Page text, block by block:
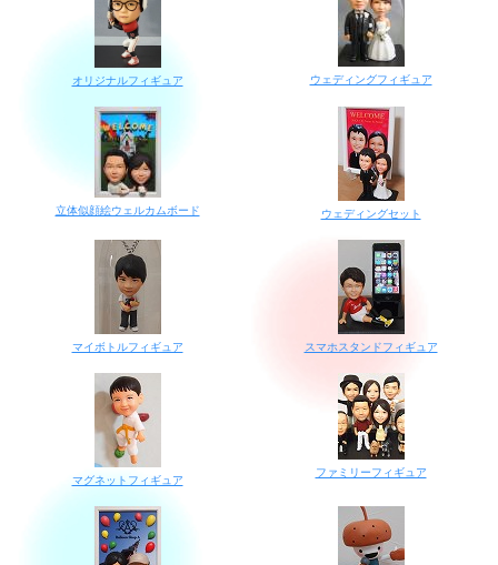
オリジナルフィギュア ウェディングフィギュア
立体似顔絵ウェルカムボード ウェディングセット
マイボトルフィギュア スマホスタンドフィギュア
マグネットフィギュア
ファミリーフィギュア